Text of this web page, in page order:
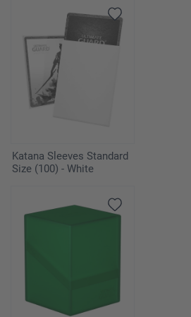
Katana Sleeves Standard
Size (100) - White